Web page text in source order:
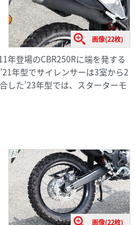
画像(22枚)
年登場のCBR250Rに端を発する
年型でサイレンサーは3室から2
した’23年型では、スターターモ
画像(22枚)